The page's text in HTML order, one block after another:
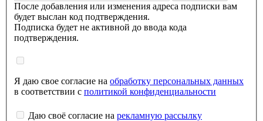
После добавления или изменения адреса подписки вам
будет выслан код подтверждения.
Подписка будет не активной до ввода кода
подтверждения.
Я даю свое согласие на обработку персональных данных
в соответствии с политикой конфиденциальности
Даю своё согласие на рекламную рассылку